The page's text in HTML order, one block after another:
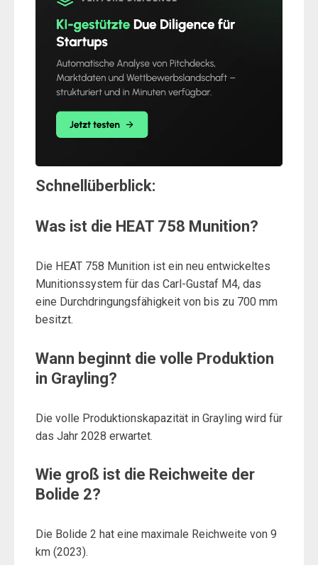
Schnellüberblick:
Was ist die HEAT 758 Munition?
Die HEAT 758 Munition ist ein neu entwickeltes
Munitionssystem für das Carl-Gustaf M4, das
eine Durchdringungsfähigkeit von bis zu 700 mm
besitzt.
Wann beginnt die volle Produktion
in Grayling?
Die volle Produktionskapazität in Grayling wird für
das Jahr 2028 erwartet.
Wie groß ist die Reichweite der
Bolide 2?
Die Bolide 2 hat eine maximale Reichweite von 9
km (2023).